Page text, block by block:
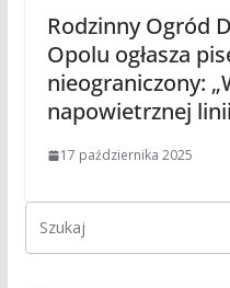
Rodzinny Ogród
Opolu ogłasza
nieograniczony:
napowietrznej
17 października 2025